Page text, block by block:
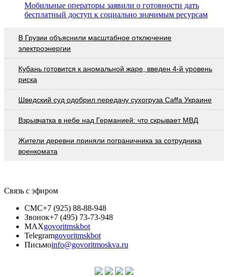
Мобильные операторы заявили о готовности дать
бесплатный доступ к социально значимым ресурсам
В Грузии объяснили масштабное отключение
электроэнергии
Кубань готовится к аномальной жаре, введен 4-й уровень
риска
Шведский суд одобрил передачу сухогруза Caffa Украине
Взрывчатка в небе над Германией: что скрывает МВД
Жители деревни приняли пограничника за сотрудника
военкомата
Связь с эфиром
СМС+7 (925) 88-88-948
Звонок+7 (495) 73-73-948
MAXgovoritmskbot
Telegramgovoritmskbot
Письмоinfo@govoritmoskva.ru